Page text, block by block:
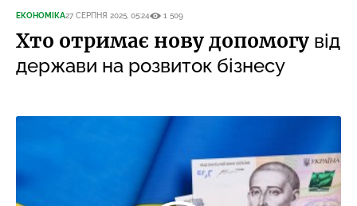
ЕКОНОМІКА27 СЕРПНЯ 2025, 05:24 1 509
Хто отримає нову допомогу від
держави на розвиток бізнесу